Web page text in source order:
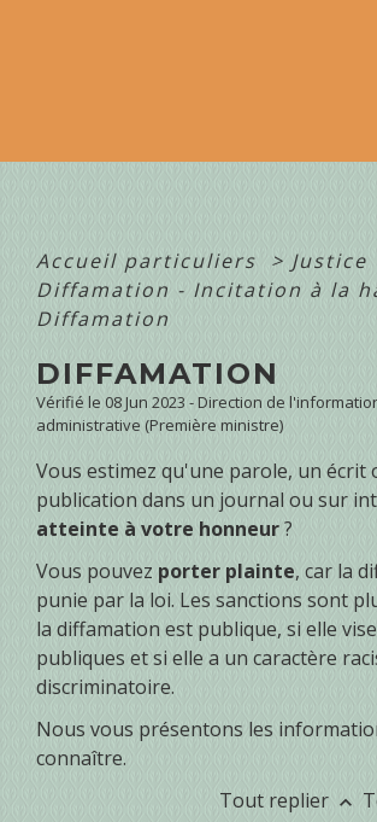
Accueil particuliers > Justice
Diffamation - Incitation à la
Diffamation
DIFFAMATION
Vérifié le 08 Jun 2023 - Direction de
administrative (Première ministre)
Vous estimez qu'une parole, un écrit
publication dans un journal ou sur
atteinte à votre honneur?
Vous pouvez porter plainte, car la
punie par la loi. Les sanctions sont
la diffamation est publique, si elle
publiques et si elle a un caractère
discriminatoire.
Nous vous présentons les
connaître.
Tout replier keyboard_arrow_up